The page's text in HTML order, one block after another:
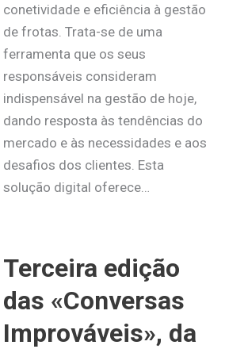
conetividade e eficiência à gestão
de frotas. Trata-se de uma
ferramenta que os seus
responsáveis consideram
indispensável na gestão de hoje,
dando resposta às tendências do
mercado e às necessidades e aos
desafios dos clientes. Esta
solução digital oferece…
Terceira edição
das «Conversas
Improváveis», da